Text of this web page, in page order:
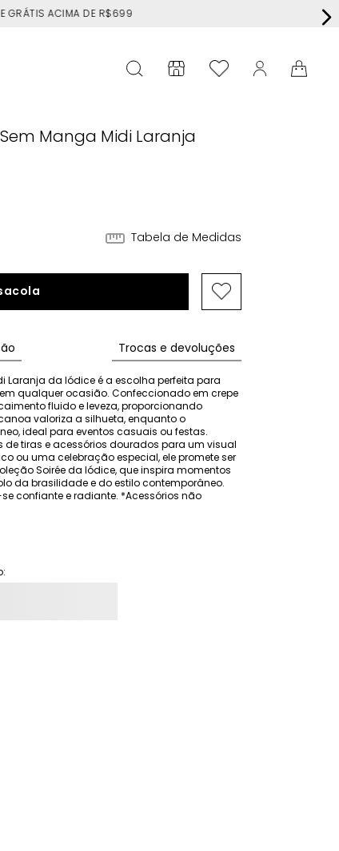
ACIMA DE R$699
Manga Midi Laranja
Tabela de Medidas
Trocas e devoluções
Laranja da Iódice é a escolha perfeita para
qualquer ocasião. Confeccionado em crepe
fluido e leveza, proporcionando
valoriza a silhueta, enquanto o
ideal para eventos casuais ou festas.
tiras e acessórios dourados para um visual
ou uma celebração especial, ele promete ser
Soirée da Iódice, que inspira momentos
da brasilidade e do estilo contemporâneo.
confiante e radiante. *Acessórios não